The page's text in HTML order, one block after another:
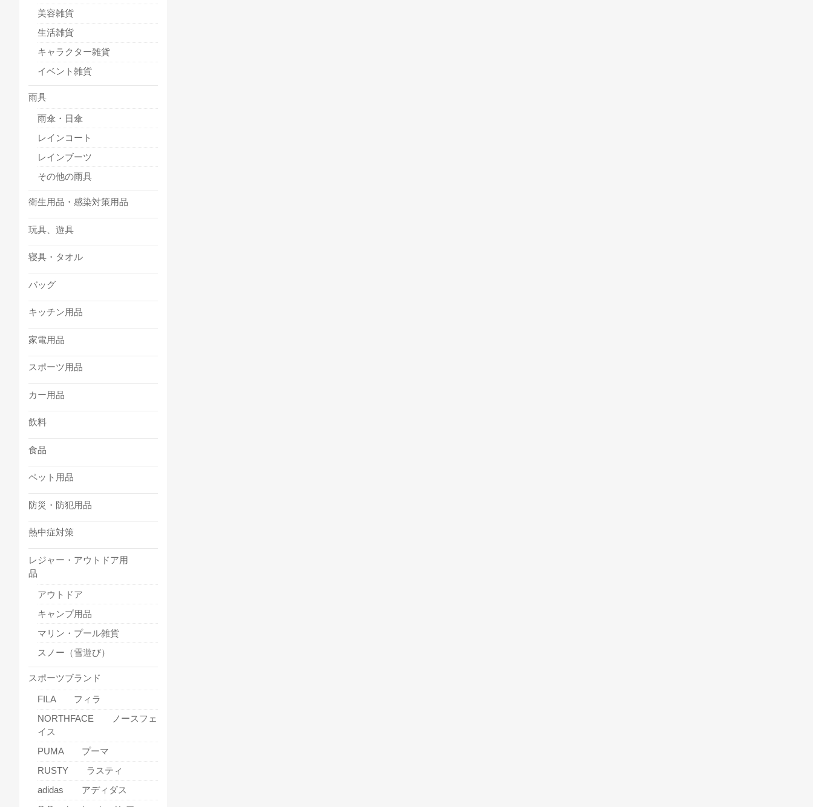
美容雑貨
生活雑貨
キャラクター雑貨
イベント雑貨
雨具
雨傘・日傘
レインコート
レインブーツ
その他の雨具
衛生用品・感染対策用品
玩具、遊具
寝具・タオル
バッグ
キッチン用品
家電用品
スポーツ用品
カー用品
飲料
食品
ペット用品
防災・防犯用品
熱中症対策
レジャー・アウトドア用
品
アウトドア
キャンプ用品
マリン・プール雑貨
スノー（雪遊び）
スポーツブランド
FILA フィラ
NORTHFACE ノースフェ
イス
PUMA プーマ
RUSTY ラスティ
adidas アディダス